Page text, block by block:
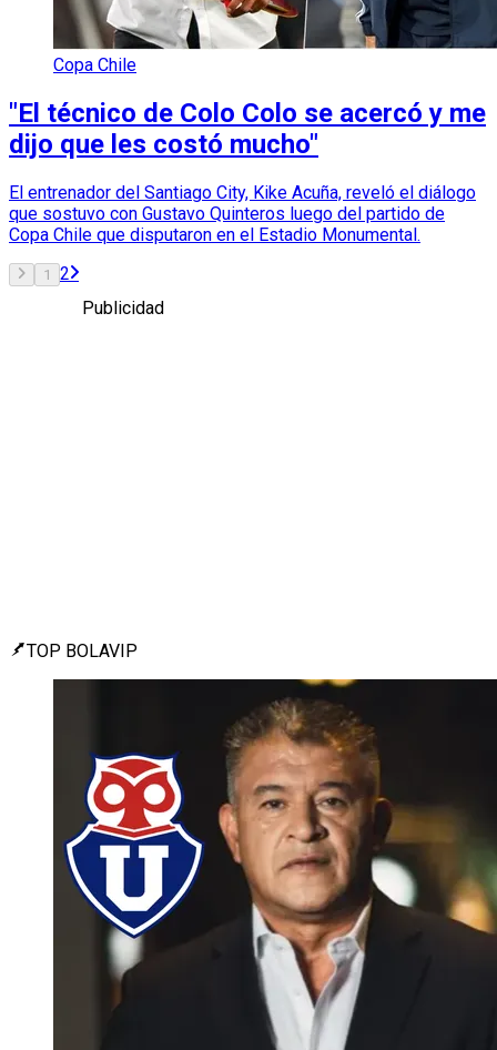
Copa Chile
"El técnico de Colo Colo se acercó y me
dijo que les costó mucho"
El entrenador del Santiago City, Kike Acuña, reveló el diálogo
que sostuvo con Gustavo Quinteros luego del partido de
Copa Chile que disputaron en el Estadio Monumental.
1
2
Publicidad
TOP BOLAVIP